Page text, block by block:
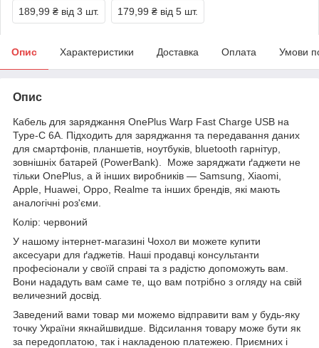
189,99 ₴ від 3 шт. 179,99 ₴ від 5 шт.
Опис Характеристики Доставка Оплата Умови
Опис
Кабель для заряджання OnePlus Warp Fast Charge USB на
Type-C 6A. Підходить для заряджання та передавання даних
для смартфонів, планшетів, ноутбуків, bluetooth гарнітур,
зовнішніх батарей (PowerBank). Може заряджати ґаджети не
тільки OnePlus, а й інших виробників — Samsung, Xiaomi,
Apple, Huawei, Oppo, Realme та інших брендів, які мають
аналогічні роз'єми.
Колір: червоний
У нашому інтернет-магазині Чохол ви можете купити
аксесуари для ґаджетів. Наші продавці консультанти
професіонали у своїй справі та з радістю допоможуть вам.
Вони нададуть вам саме те, що вам потрібно з огляду на свій
величезний досвід.
Заведений вами товар ми можемо відправити вам у будь-яку
точку України якнайшвидше. Відсилання товару може бути як
за передоплатою, так і накладеною платежею. Приємних і